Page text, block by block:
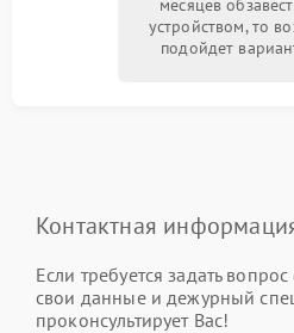
месяцев
устройством, то
подойдет
Контактная
Если требуется задать вопрос
свои данные и дежурный
проконсультирует Вас!